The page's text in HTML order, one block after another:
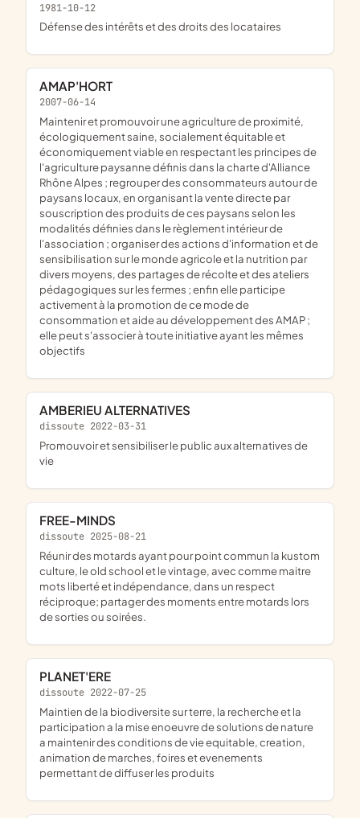
1981-10-12
défense des intérêts et des droits des locataires
AMAP'HORT
2007-06-14
maintenir et promouvoir une agriculture de proximité,
écologiquement saine, socialement équitable et
économiquement viable en respectant les principes de
l'agriculture paysanne définis dans la charte d'Alliance
Rhône Alpes ; regrouper des consommateurs autour de
paysans locaux, en organisant la vente directe par
souscription des produits de ces paysans selon les
modalités définies dans le règlement intérieur de
l'association ; organiser des actions d'information et de
sensibilisation sur le monde agricole et la nutrition par
divers moyens, des partages de récolte et des ateliers
pédagogiques sur les fermes ; enfin elle participe
activement à la promotion de ce mode de
consommation et aide au développement des AMAP ;
elle peut s'associer à toute initiative ayant les mêmes
objectifs
AMBERIEU ALTERNATIVES
dissoute 2022-03-31
promouvoir et sensibiliser le public aux alternatives de
vie
FREE-MINDS
dissoute 2025-08-21
réunir des motards ayant pour point commun la kustom
culture, le old school et le vintage, avec comme maitre
mots liberté et indépendance, dans un respect
réciproque; partager des moments entre motards lors
de sorties ou soirées.
PLANET'ERE
dissoute 2022-07-25
maintien de la biodiversite sur terre, la recherche et la
participation a la mise enoeuvre de solutions de nature
a maintenir des conditions de vie equitable, creation,
animation de marches, foires et evenements
permettant de diffuser les produits